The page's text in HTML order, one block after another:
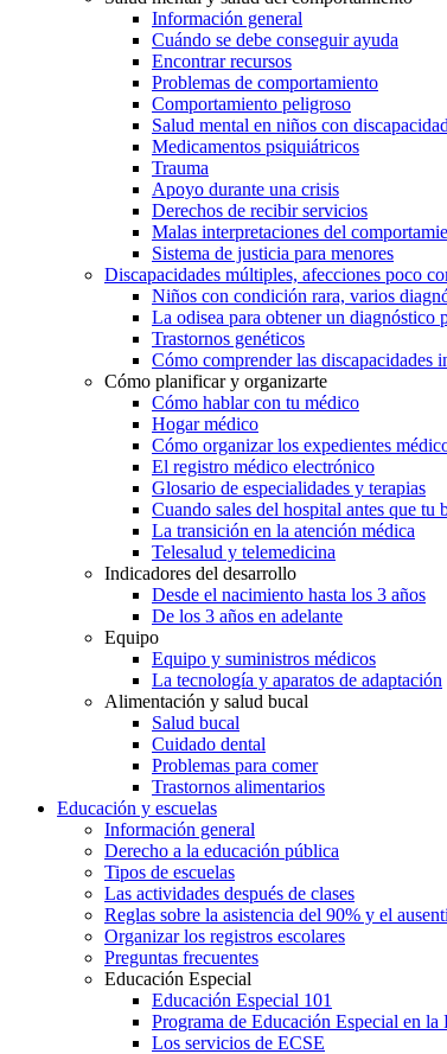
Información general
Cuándo se debe conseguir ayuda
Encontrar recursos
Problemas de comportamiento
Comportamiento peligroso
Salud mental en niños con
Medicamentos psiquiátricos
Trauma
Apoyo durante una crisis
Derechos de recibir servicios
Malas interpretaciones del
Sistema de justicia para menores
Discapacidades múltiples, afecciones poco
Niños con condición rara, varios
La odisea para obtener un diagnóstico
Trastornos genéticos
Cómo comprender las discapacidades
Cómo planificar y organizarte
Cómo hablar con tu médico
Hogar médico
Cómo organizar los expedientes
El registro médico electrónico
Glosario de especialidades y terapias
Cuando sales del hospital antes que tu
La transición en la atención médica
Telesalud y telemedicina
Indicadores del desarrollo
Desde el nacimiento hasta los 3 años
De los 3 años en adelante
Equipo
Equipo y suministros médicos
La tecnología y aparatos de adaptación
Alimentación y salud bucal
Salud bucal
Cuidado dental
Problemas para comer
Trastornos alimentarios
Educación y escuelas
Información general
Derecho a la educación pública
Tipos de escuelas
Las actividades después de clases
Reglas sobre la asistencia del 90% y el
Organizar los registros escolares
Preguntas frecuentes
Educación Especial
Educación Especial 101
Programa de Educación Especial en la
Los servicios de ECSE